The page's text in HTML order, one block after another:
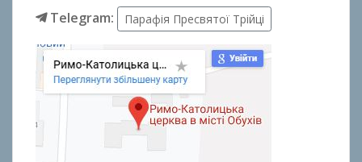
Telegram: Парафія Пресвятої Трійці